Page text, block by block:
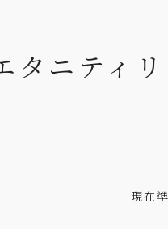
タニティ
現在